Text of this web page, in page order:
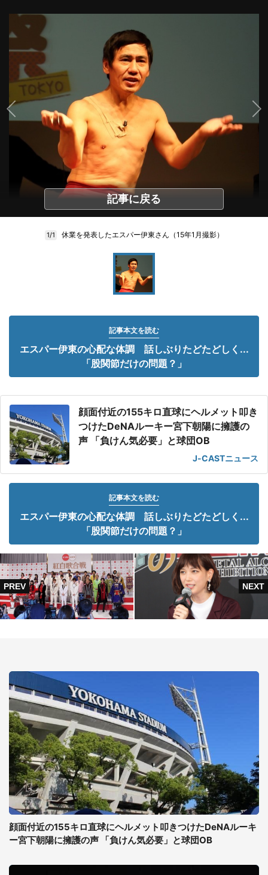
記事に戻る
1/1 休業を発表したエスパー伊東さん（15年1月撮影）
記事本文を読む
エスパー伊東の心配な体調 話しぶりたどたどしく...
「股関節だけの問題？」
顔面付近の155キロ直球にヘルメット叩き
つけたDeNAルーキー宮下朝陽に擁護の
声 「負けん気必要」と球団OB
J-CASTニュース
記事本文を読む
エスパー伊東の心配な体調 話しぶりたどたどしく...
「股関節だけの問題？」
顔面付近の155キロ直球にヘルメット叩きつけたDeNAルーキ
ー宮下朝陽に擁護の声 「負けん気必要」と球団OB